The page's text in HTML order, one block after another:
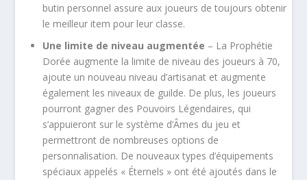
butin personnel assure aux joueurs de toujours obtenir
le meilleur item pour leur classe.
Une limite de niveau augmentée – La Prophétie
Dorée augmente la limite de niveau des joueurs à 70,
ajoute un nouveau niveau d’artisanat et augmente
également les niveaux de guilde. De plus, les joueurs
pourront gagner des Pouvoirs Légendaires, qui
s’appuieront sur le système d’Âmes du jeu et
permettront de nombreuses options de
personnalisation. De nouveaux types d’équipements
spéciaux appelés « Éternels » ont été ajoutés dans le